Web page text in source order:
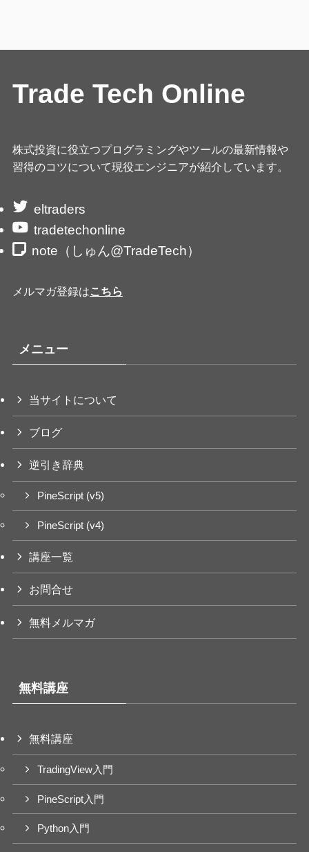
Trade Tech Online
株式投資に役立つプログラミングやツールの最新情報や
習得のコツについて現役エンジニアが紹介しています。
eltraders
tradetechonline
note（しゅん@TradeTech）
メルマガ登録はこちら
メニュー
当サイトについて
ブログ
逆引き辞典
PineScript (v5)
PineScript (v4)
講座一覧
お問合せ
無料メルマガ
無料講座
無料講座
TradingView入門
PineScript入門
Python入門